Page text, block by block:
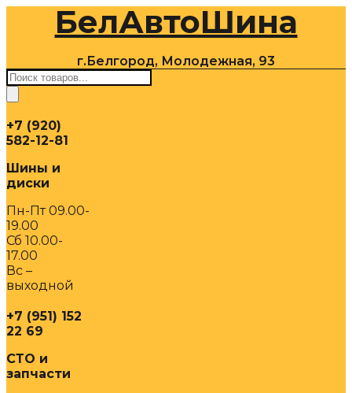
содержимомуБелАвтоШина
г.Белгород, Молодежная, 93
Поиск
товаров
+7 (920)
582-12-81
Шины и
диски
Пн-Пт 09.00-
19.00
Сб 10.00-
17.00
Вс –
выходной
+7 (951) 152
22 69
СТО и
запчасти